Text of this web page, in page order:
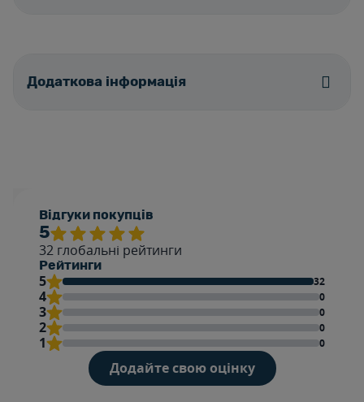
Додаткова інформація
Відгуки покупців
5
32 глобальні рейтинги
Рейтинги
5 32
4 0
3 0
2 0
1 0
Додайте свою оцінку